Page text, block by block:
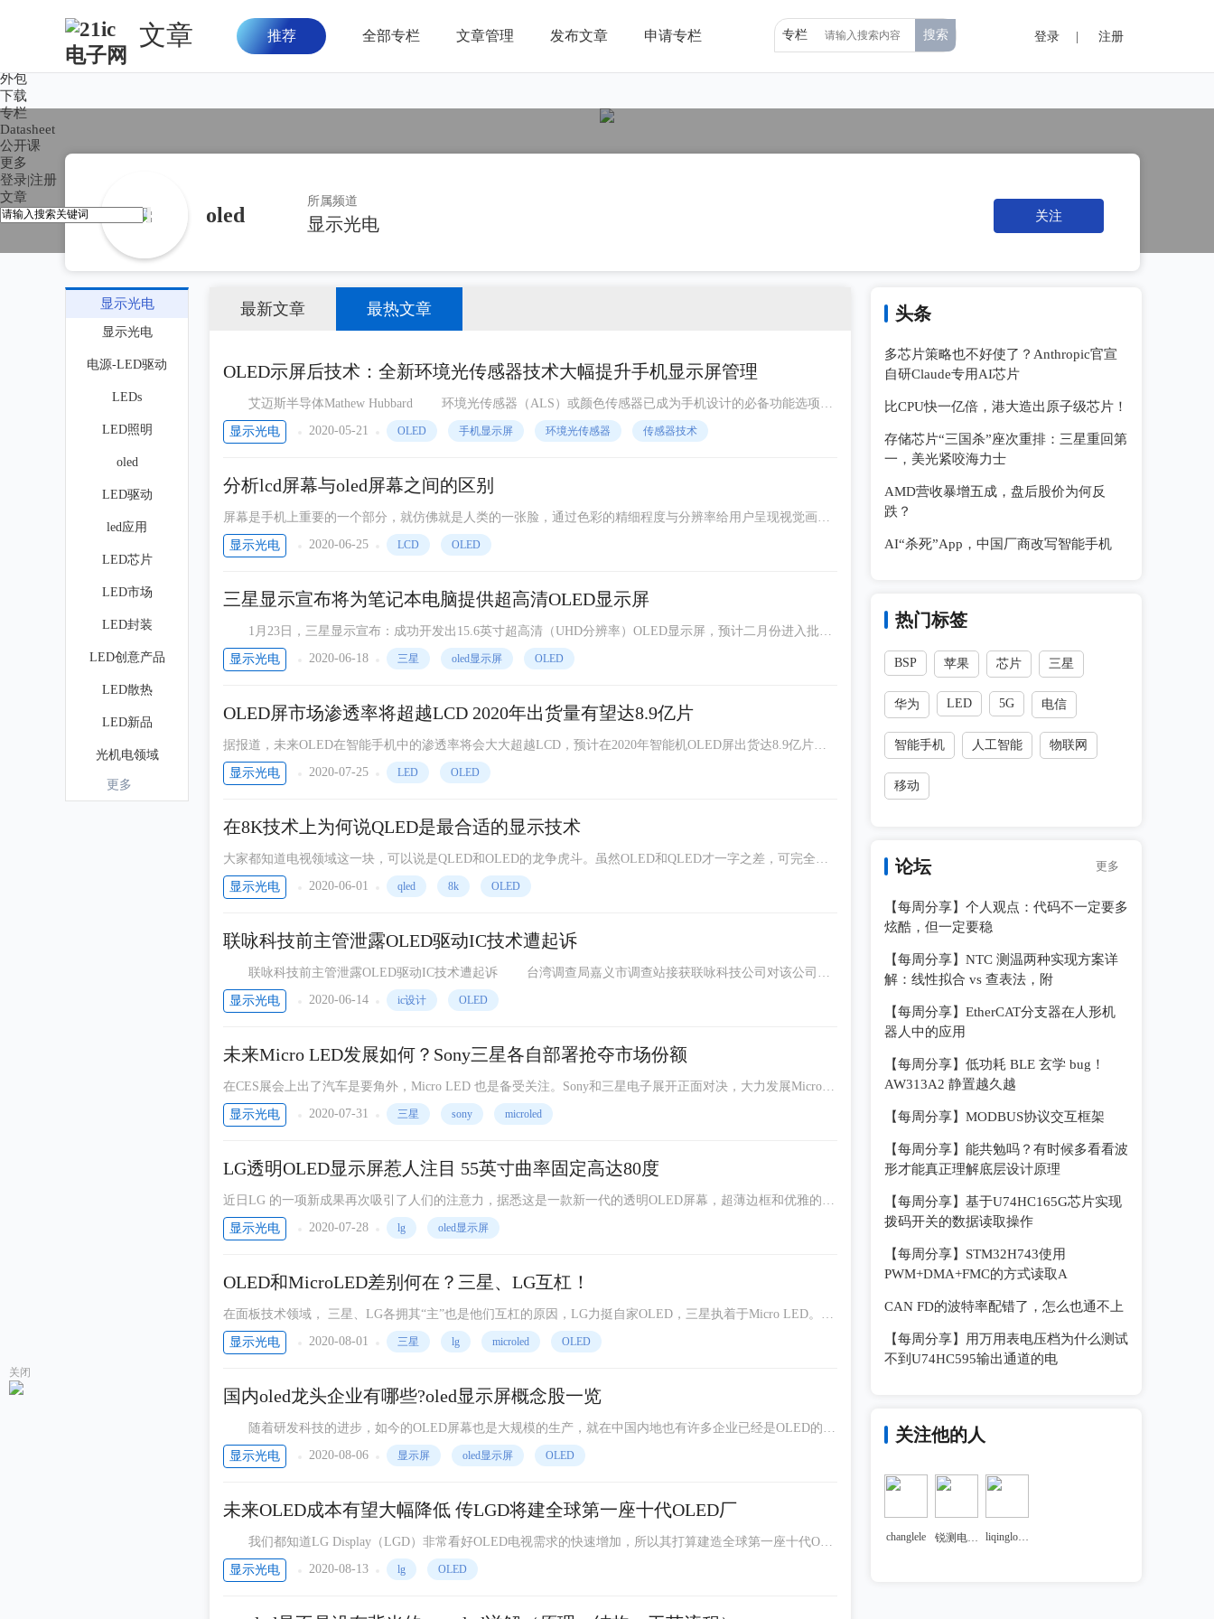
关闭
oled
所属频道
显示光电 关注
最新文章 最热文章
OLED示屏后技术：全新环境光传感器技术大幅提升手机显示屏管理
艾迈斯半导体Mathew Hubbard 环境光传感器（ALS）或颜色传感器已成为手机设计的必备功能选项。
ALS可以测量显示屏的入射环境光强度，让处理器根据测量的环境照明条件调整
显示光电 2020-05-21 OLED 手机显示屏 环境光传感器 传感器技术
分析lcd屏幕与oled屏幕之间的区别
屏幕是手机上重要的一个部分，就仿佛就是人类的一张脸，通过色彩的精细程度与分辨率给用户呈现视觉画
面。目前手机采用的屏幕的主流材质为发展技术成熟传统的LCD屏幕，和采用最新技术并在手机界普及开来的
显示光电 2020-06-25 LCD OLED
三星显示宣布将为笔记本电脑提供超高清OLED显示屏
1月23日，三星显示宣布：成功开发出15.6英寸超高清（UHD分辨率）OLED显示屏，预计二月份进入批量
生产。该显示屏以应用超高分辨率技术，在游戏、平面设计、视频方面能够呈现卓越画质。 未来
显示光电 2020-06-18 三星 oled显示屏 OLED
OLED屏市场渗透率将超越LCD 2020年出货量有望达8.9亿片
据报道，未来OLED在智能手机中的渗透率将会大大超越LCD，预计在2020年智能机OLED屏出货达8.9亿片，
显示光电 2020-07-25 LED OLED
在8K技术上为何说QLED是最合适的显示技术
大家都知道电视领域这一块，可以说是QLED和OLED的龙争虎斗。虽然OLED和QLED才一字之差，可完全是
两种不同的技术。 OLED是有机发光二极管，它的工作原理是用有机化合物作为发光材
显示光电 2020-06-01 qled 8k OLED
联咏科技前主管泄露OLED驱动IC技术遭起诉
联咏科技前主管泄露OLED驱动IC技术遭起诉 台湾调查局嘉义市调查站接获联咏科技公司对该公司前
二级主管工程师曾某等人涉嫌违反《营业秘密法》案提告后，随即展开深入调查，查获曾某在2
显示光电 2020-06-14 ic设计 OLED
未来Micro LED发展如何？Sony三星各自部署抢夺市场份额
在CES展会上出了汽车是要角外，Micro LED 也是备受关注。Sony和三星电子展开正面对决，大力发展Micro L
ED技术。Micro LED已成为全球各大公司关注的新兴显示技术。
显示光电 2020-07-31 三星 sony microled
LG透明OLED显示屏惹人注目 55英寸曲率固定高达80度
近日LG 的一项新成果再次吸引了人们的注意力，据悉这是一款新一代的透明OLED屏幕，超薄边框和优雅的外
形是它最大的亮点，分辨率为3840&TImes;2160（UHD），还可以当做智能衣服试穿镜
显示光电 2020-07-28 lg oled显示屏
OLED和MicroLED差别何在？三星、LG互杠！
在面板技术领域， 三星、LG各拥其“主”也是他们互杠的原因，LG力挺自家OLED，三星执着于Micro LED。O
LED和MicroLED差别何在？谁又会笑到最后。
显示光电 2020-08-01 三星 lg microled OLED
国内oled龙头企业有哪些?oled显示屏概念股一览
随着研发科技的进步，如今的OLED屏幕也是大规模的生产，就在中国内地也有许多企业已经是OLED的龙
头企业，自主研发已经是当今时代的主流。那么国内具有代表性的OLED企业有哪些呢？今天就来说说
显示光电 2020-08-06 显示屏 oled显示屏 OLED
未来OLED成本有望大幅降低 传LGD将建全球第一座十代OLED厂
我们都知道LG Display（LGD）非常看好OLED电视需求的快速增加，所以其打算建造全球第一座十代OLE
显示光电 2020-08-13 lg OLED
显示光电
显示光电
电源-LED驱动
LEDs
LED照明
oled
LED驱动
led应用
LED芯片
LED市场
LED封装
LED创意产品
LED散热
LED新品
光机电领域
光学设计
更多
头条
多芯片策略也不好使了？Anthropic官宣
自研Claude专用AI芯片
比CPU快一亿倍，港大造出原子级芯片！
存储芯片“三国杀”座次重排：三星重回第
一，美光紧咬海力士
AMD营收暴增五成，盘后股价为何反
跌？
AI“杀死”App，中国厂商改写智能手机
热门标签
BSP 苹果 芯片 三星
华为 LED 5G 电信
智能手机 人工智能 物联网
移动
论坛 更多
【每周分享】个人观点：代码不一定要多
炫酷，但一定要稳
【每周分享】NTC 测温两种实现方案详
解：线性拟合 vs 查表法，附
【每周分享】EtherCAT分支器在人形机
器人中的应用
【每周分享】低功耗 BLE 玄学 bug！
AW313A2 静置越久越
【每周分享】MODBUS协议交互框架
【每周分享】能共勉吗？有时候多看看波
形才能真正理解底层设计原理
【每周分享】基于U74HC165G芯片实现
拨码开关的数据读取操作
【每周分享】STM32H743使用
PWM+DMA+FMC的方式读取A
CAN FD的波特率配错了，怎么也通不上
【每周分享】用万用表电压档为什么测试
不到U74HC595输出通道的电
关注他的人
changlele 锐测电子侯亚军 liqinglong1023
外包
下载
专栏
Datasheet
公开课
更多
登录|注册
文章
文章 推荐 全部专栏 文章管理 发布文章 申请专栏 专栏 登录 注册